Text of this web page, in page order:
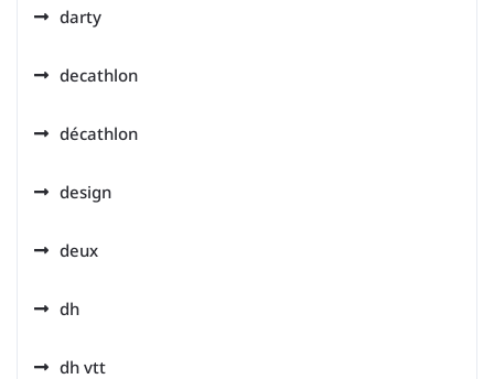
darty
decathlon
décathlon
design
deux
dh
dh vtt